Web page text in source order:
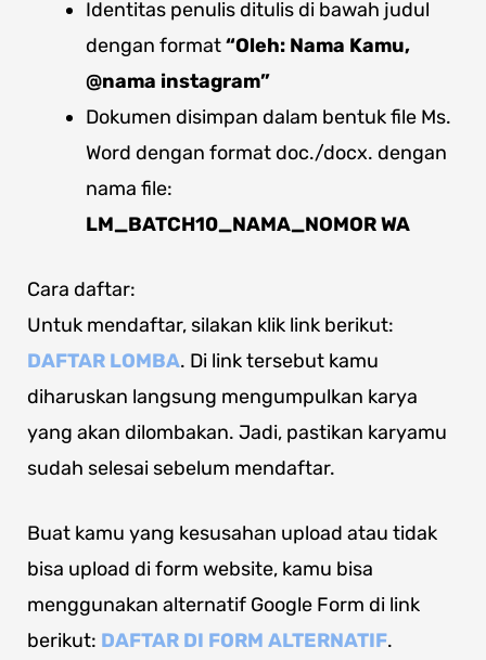
Identitas penulis ditulis di bawah judul
dengan format“Oleh: Nama Kamu,
@nama instagram”
Dokumen disimpan dalam bentuk file Ms.
Word dengan format doc./docx. dengan
nama file:
LM_BATCH10_NAMA_NOMOR WA
Cara daftar:
Untuk mendaftar, silakan klik link berikut:
DAFTAR LOMBA. Di link tersebut kamu
diharuskan langsung mengumpulkan karya
yang akan dilombakan. Jadi, pastikan karyamu
sudah selesai sebelum mendaftar.
Buat kamu yang kesusahan upload atau tidak
bisa upload di form website, kamu bisa
menggunakan alternatif Google Form di link
berikut: DAFTAR DI FORM ALTERNATIF.